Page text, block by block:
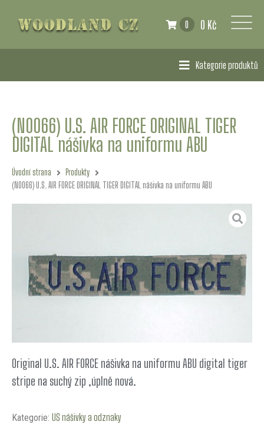
0 0 Kč
Kategorie produktů
(N0066) U.S. AIR FORCE ORIGINAL TIGER
DIGITAL nášivka na uniformu ABU
Úvodní strana
Produkty
(N0066) U.S. AIR FORCE ORIGINAL TIGER DIGITAL nášivka na uniformu ABU
Original U.S. AIR FORCE nášivka na uniformu ABU digital tiger
stripe na suchý zip ,úplně nová.
Kategorie: US nášivky a odznaky